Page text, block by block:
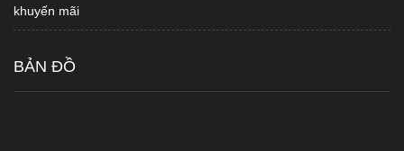
khuyến mãi
BẢN ĐỒ